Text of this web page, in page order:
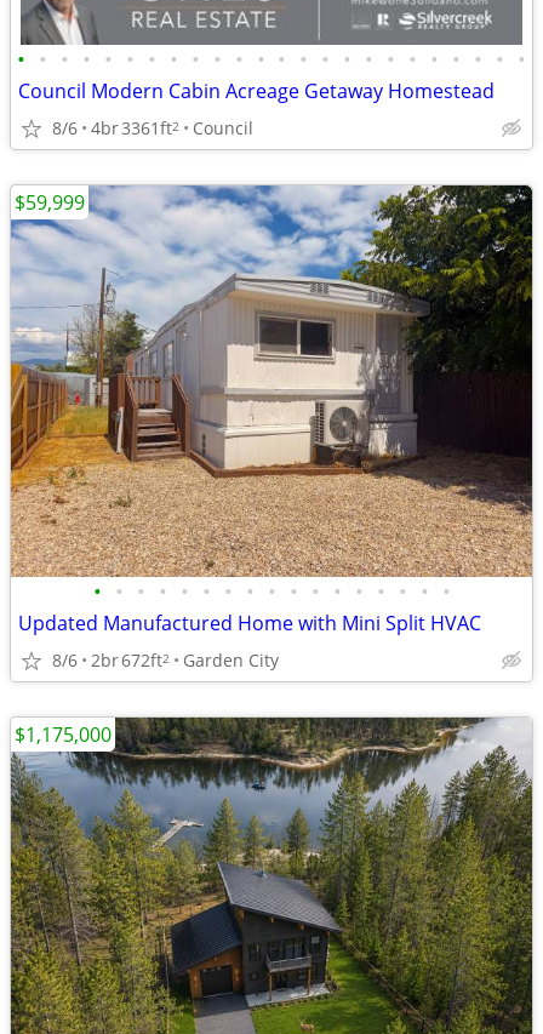
• • • • • • • • • • • • • • • • • • • • • • • •
Council Modern Cabin Acreage Getaway Homestead
8/6 4br3361ft2 Council
• • • • • • • • • • • • • • • • •
Updated Manufactured Home with Mini Split HVAC
8/6 2br672ft2 Garden City
$59,999
$1,175,000